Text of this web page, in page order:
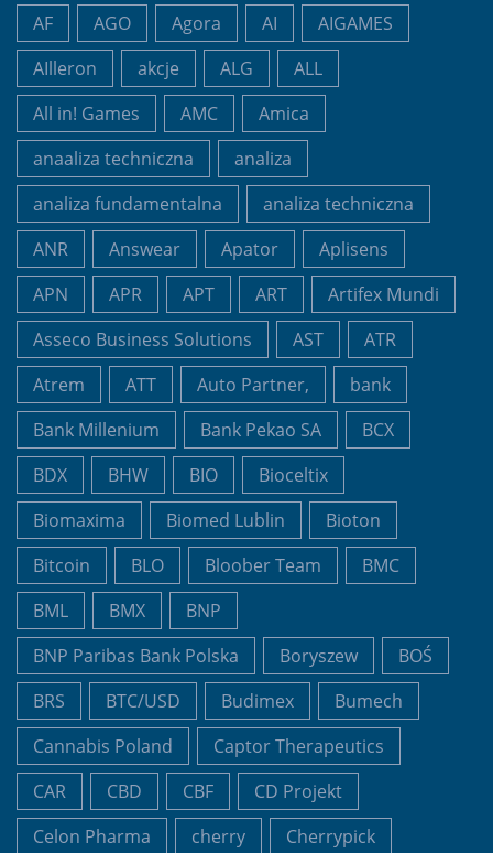
AF
AGO Agora AI
AIGAMES
AIlleron
akcje ALG
ALL
All in! Games
AMC
Amica
anaaliza techniczna
analiza
analiza fundamentalna
analiza techniczna
ANR
Answear Apator
Aplisens
APN
APR APT ART
Artifex Mundi
Asseco Business Solutions
AST
ATR
Atrem
ATT Auto Partner,
bank
Bank Millenium
Bank Pekao SA
BCX
BDX
BHW BIO
Bioceltix
Biomaxima
Biomed Lublin
Bioton
Bitcoin
BLO Bloober Team
BMC
BML
BMX
BNP
BNP Paribas Bank Polska
Boryszew
BOŚ
BRS
BTC/USD Budimex
Bumech
Cannabis Poland
Captor Therapeutics
CAR
CBD CBF
CD Projekt
Celon Pharma
cherry Cherrypick